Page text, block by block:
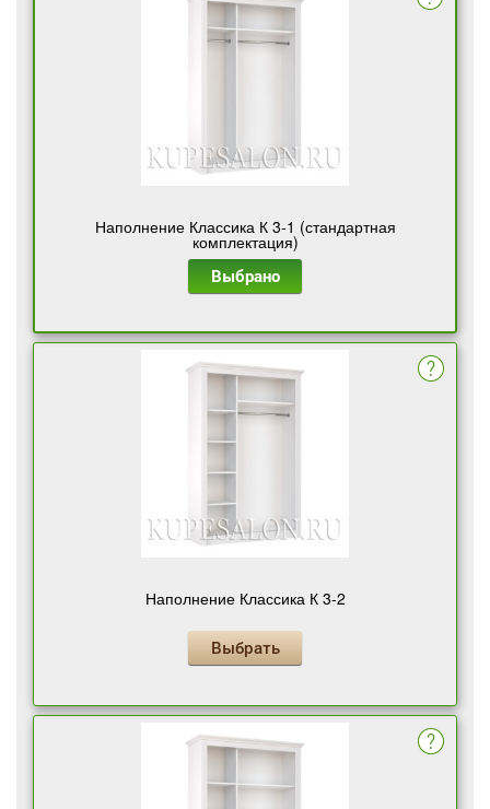
Наполнение Классика К 3-1 (стандартная
комплектация)
Выбрано
Наполнение Классика К 3-2
Выбрать